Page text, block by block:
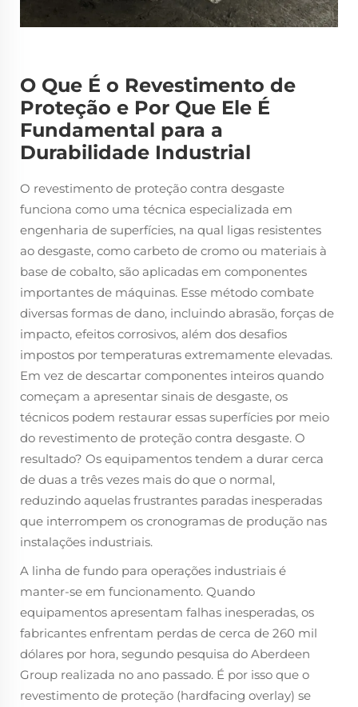
O Que É o Revestimento de
Proteção e Por Que Ele É
Fundamental para a
Durabilidade Industrial
O revestimento de proteção contra desgaste
funciona como uma técnica especializada em
engenharia de superfícies, na qual ligas resistentes
ao desgaste, como carbeto de cromo ou materiais à
base de cobalto, são aplicadas em componentes
importantes de máquinas. Esse método combate
diversas formas de dano, incluindo abrasão, forças de
impacto, efeitos corrosivos, além dos desafios
impostos por temperaturas extremamente elevadas.
Em vez de descartar componentes inteiros quando
começam a apresentar sinais de desgaste, os
técnicos podem restaurar essas superfícies por meio
do revestimento de proteção contra desgaste. O
resultado? Os equipamentos tendem a durar cerca
de duas a três vezes mais do que o normal,
reduzindo aquelas frustrantes paradas inesperadas
que interrompem os cronogramas de produção nas
instalações industriais.
A linha de fundo para operações industriais é
manter-se em funcionamento. Quando
equipamentos apresentam falhas inesperadas, os
fabricantes enfrentam perdas de cerca de 260 mil
dólares por hora, segundo pesquisa do Aberdeen
Group realizada no ano passado. É por isso que o
revestimento de proteção (hardfacing overlay) se